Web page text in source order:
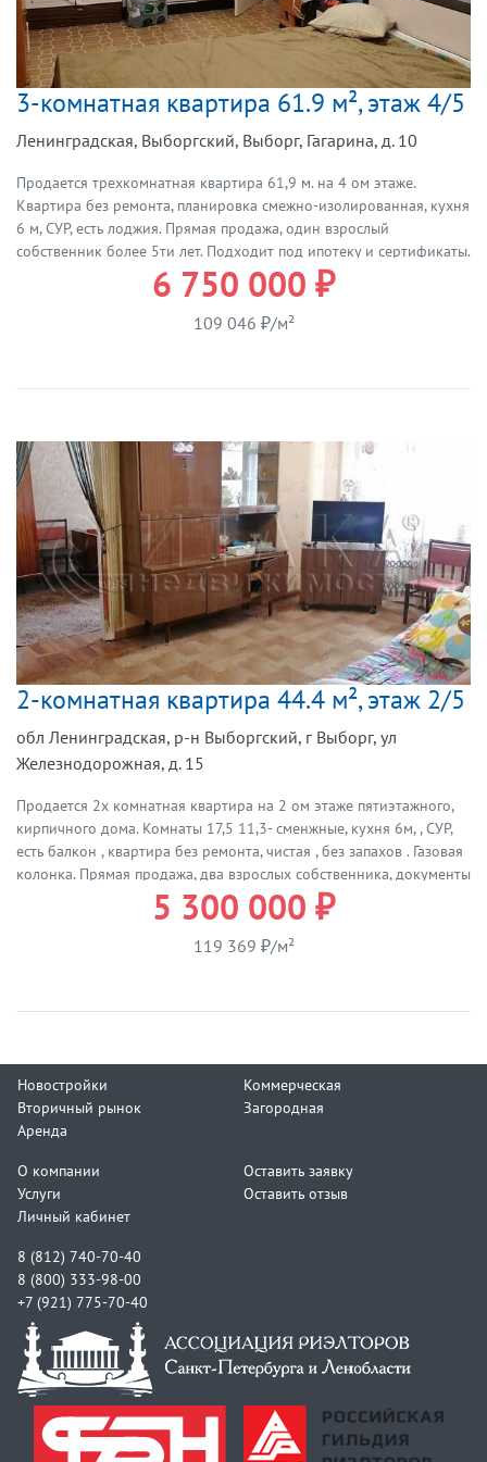
3-комнатная квартира 61.9 м², этаж 4/5
Ленинградская, Выборгский, Выборг, Гагарина, д. 10
Продается трехкомнатная квартира 61,9 м. на 4 ом этаже.
Квартира без ремонта, планировка смежно-изолированная, кухня
6 м, СУР, есть лоджия. Прямая продажа, один взрослый
собственник более 5ти лет. Подходит под ипотеку и сертификаты.
Все вопросы по телефону.6 750 000 ₽
109 046 ₽/м²
2-комнатная квартира 44.4 м², этаж 2/5
обл Ленинградская, р-н Выборгский, г Выборг, ул
Железнодорожная, д. 15
Продается 2х комнатная квартира на 2 ом этаже пятиэтажного,
кирпичного дома. Комнаты 17,5 11,3- сменжные, кухня 6м, , СУР,
есть балкон , квартира без ремонта, чистая , без запахов . Газовая
колонка. Прямая продажа, два взрослых собственника, документы
готовы к сделке, подходит под ипотеки и сертификаты. Все
вопросы по телефону. Есть небольшой торг.
5 300 000 ₽
119 369 ₽/м²
Новостройки
Вторичный рынок
Аренда
Коммерческая
Загородная
О компании
Услуги
Личный кабинет
Оставить заявку
Оставить отзыв
8 (812) 740-70-40
8 (800) 333-98-00
+7 (921) 775-70-40